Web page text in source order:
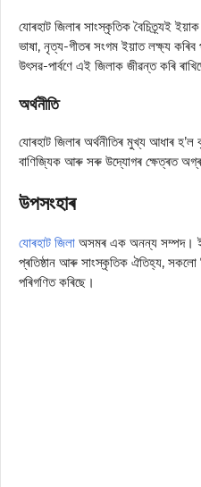
যোৰহাট জিলাৰ সাংস্কৃতিক বৈচিত্ৰ্যই
ভাষা, নৃত্য-গীতৰ সংগম ইয়াত লক্ষ্য
উৎসৱ-পাৰ্বণে এই জিলাক জীৱন্ত কৰি
অৰ্থনীতি
যোৰহাট জিলাৰ অৰ্থনীতিৰ মুখ্য আধাৰ
বাণিজ্যিক আৰু সৰু উদ্যোগৰ ক্ষেত্ৰত
উপসংহাৰ
যোৰহাট জিলা অসমৰ এক অনন্য সম্পদ।
প্ৰতিষ্ঠান আৰু সাংস্কৃতিক ঐতিহ্য,
পৰিগণিত কৰিছে।